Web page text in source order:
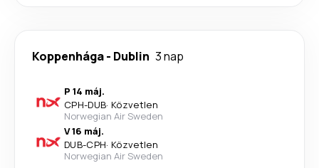
Koppenhága- Dublin 3 nap
P 14 máj.
CPH-DUB· Közvetlen
Norwegian Air Sweden
V 16 máj.
DUB-CPH· Közvetlen
Norwegian Air Sweden